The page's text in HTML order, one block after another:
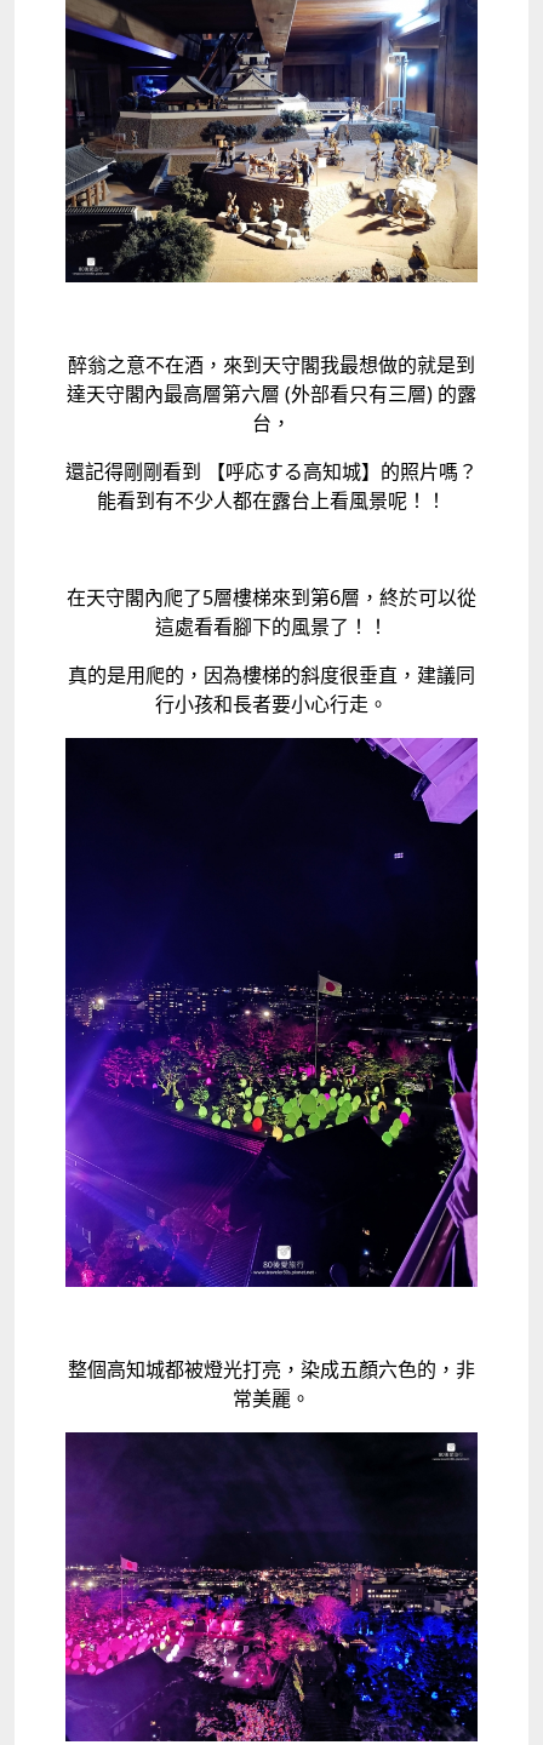
醉翁之意不在酒，來到天守閣我最想做的就是到
達天守閣內最高層第六層 (外部看只有三層) 的露
台，
還記得剛剛看到 【呼応する高知城】的照片嗎？
能看到有不少人都在露台上看風景呢！！
在天守閣內爬了5層樓梯來到第6層，終於可以從
這處看看腳下的風景了！！
真的是用爬的，因為樓梯的斜度很垂直，建議同
行小孩和長者要小心行走。
整個高知城都被燈光打亮，染成五顏六色的，非
常美麗。